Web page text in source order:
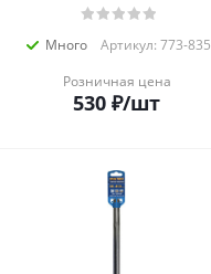
Много
Артикул: 773-835
Розничная цена
530 ₽/шт